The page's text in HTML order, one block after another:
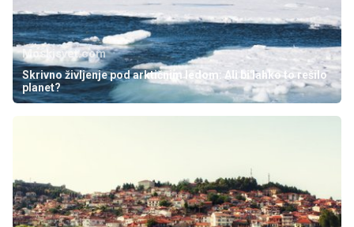
Moskisvet.com
Skrivno življenje pod arktičnim ledom: Ali bi lahko to rešilo
planet?